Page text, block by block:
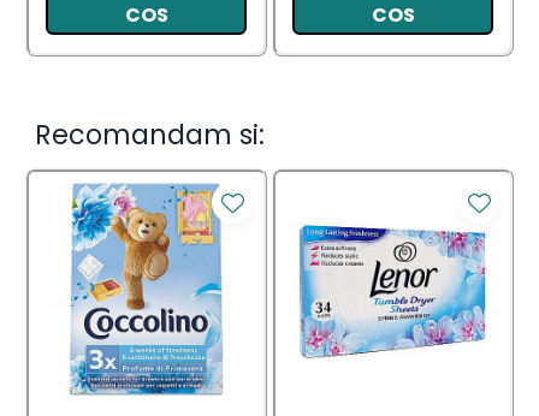
COS
COS
Recomandam si: